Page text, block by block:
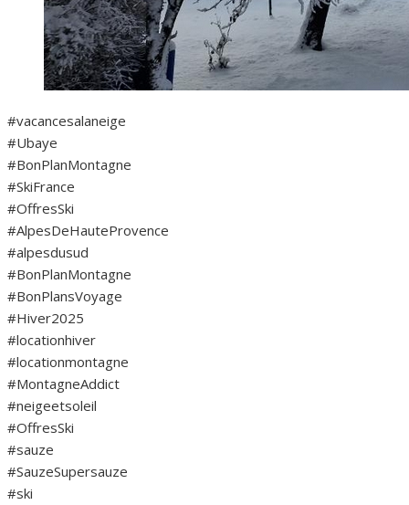
#vacancesalaneige
#Ubaye
#BonPlanMontagne
#SkiFrance
#OffresSki
#AlpesDeHauteProvence
#alpesdusud
#BonPlanMontagne
#BonPlansVoyage
#Hiver2025
#locationhiver
#locationmontagne
#MontagneAddict
#neigeetsoleil
#OffresSki
#sauze
#SauzeSupersauze
#ski